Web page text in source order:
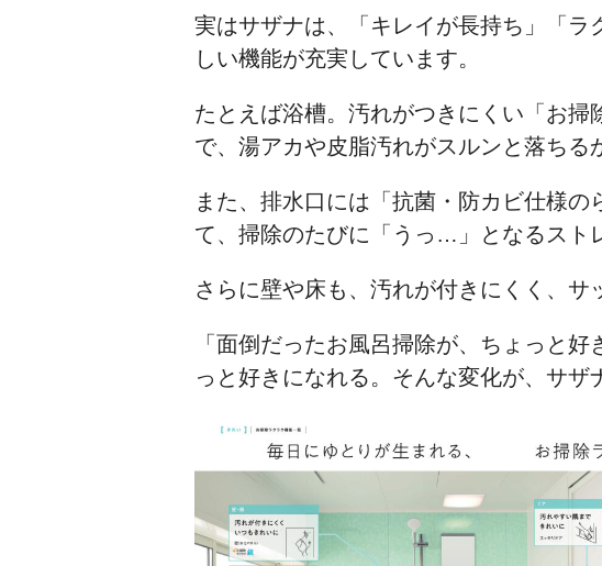
実はサザナは、「キレイが長持ち」「
しい機能が充実しています。
たとえば浴槽。汚れがつきにくい「お
で、湯アカや皮脂汚れがスルンと落ちる
また、排水口には「抗菌・防カビ仕様
て、掃除のたびに「うっ…」となるスト
さらに壁や床も、汚れが付きにくく、サ
「面倒だったお風呂掃除が、ちょっと
っと好きになれる。そんな変化が、サザ